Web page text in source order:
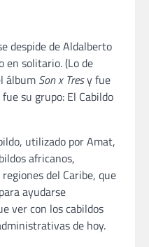
despide de Aldalberto
en solitario. (Lo de
álbum Son x Tresy fue
su grupo: El Cabildo
utilizado por Amat,
africanos,
del Caribe, que
ayudarse
ver con los cabildos
de hoy.